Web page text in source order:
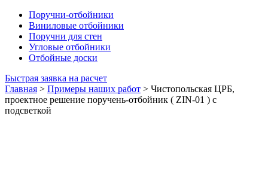
Поручни-отбойники
Виниловые отбойники
Поручни для стен
Угловые отбойники
Отбойные доски
Быстрая заявка на расчет
Главная > Примеры наших работ > Чистопольская ЦРБ,
проектное решение поручень-отбойник ( ZIN-01 ) с
подсветкой